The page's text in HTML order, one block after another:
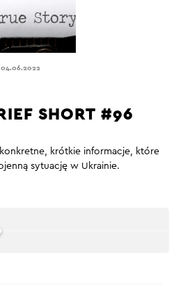
04.06.2022
SHORT #96
krótkie informacje, które
sytuację w Ukrainie.